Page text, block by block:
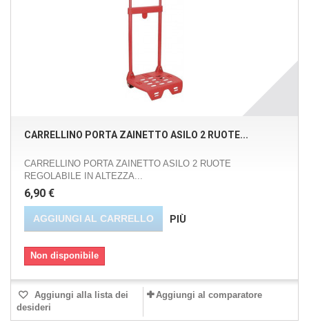
CARRELLINO PORTA ZAINETTO ASILO 2 RUOTE...
CARRELLINO PORTA ZAINETTO ASILO 2 RUOTE
REGOLABILE IN ALTEZZA...
6,90 €
AGGIUNGI AL CARRELLO PIÙ
Non disponibile
Aggiungi alla lista dei
desideri
Aggiungi al comparatore